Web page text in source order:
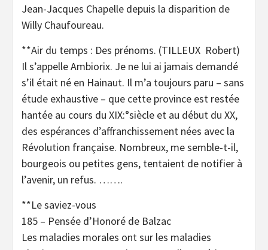
Jean-Jacques Chapelle depuis la disparition de
Willy Chaufoureau.
**Air du temps : Des prénoms. (TILLEUX Robert)
Il s’appelle Ambiorix. Je ne lui ai jamais demandé
s’il était né en Hainaut. Il m’a toujours paru – sans
étude exhaustive – que cette province est restée
hantée au cours du XIX:°siècle et au début du XX,
des espérances d’affranchissement nées avec la
Révolution française. Nombreux, me semble-t-il,
bourgeois ou petites gens, tentaient de notifier à
l’avenir, un refus. …….
**Le saviez-vous
185 – Pensée d’Honoré de Balzac
Les maladies morales ont sur les maladies